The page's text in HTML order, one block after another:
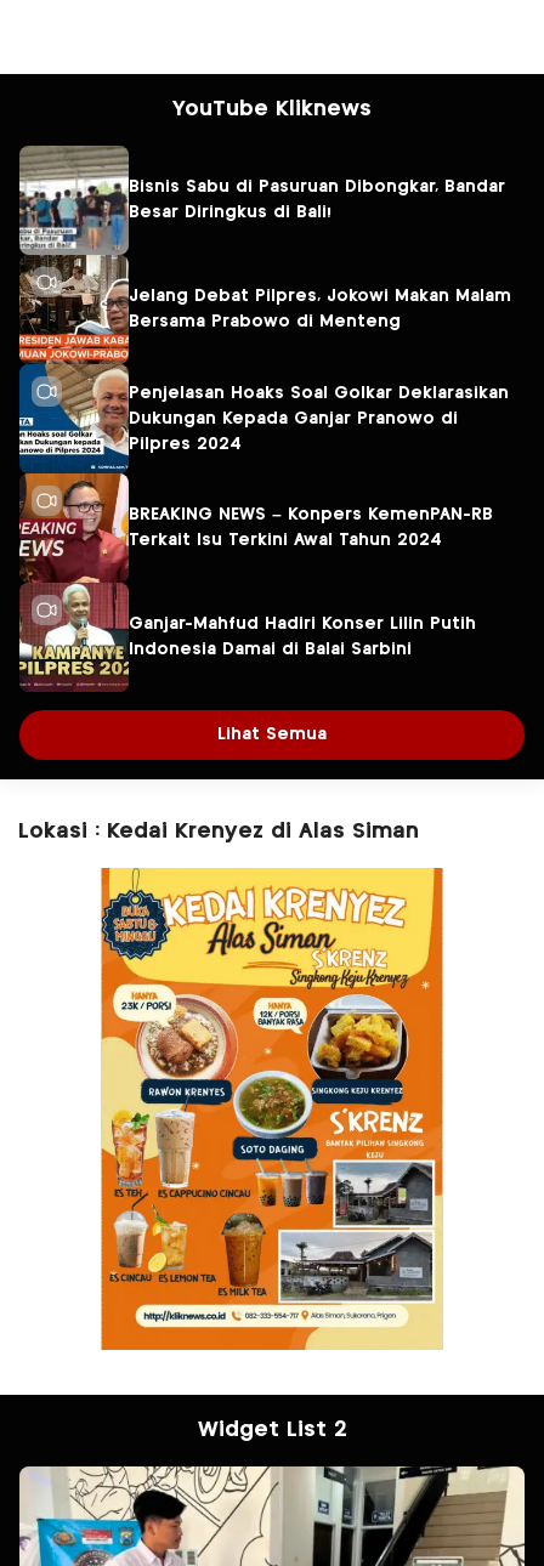
YouTube Kliknews
Bisnis Sabu di Pasuruan Dibongkar, Bandar
Besar Diringkus di Bali!
Jelang Debat Pilpres, Jokowi Makan Malam
Bersama Prabowo di Menteng
Penjelasan Hoaks Soal Golkar Deklarasikan
Dukungan Kepada Ganjar Pranowo di
Pilpres 2024
BREAKING NEWS – Konpers KemenPAN-RB
Terkait Isu Terkini Awal Tahun 2024
Ganjar-Mahfud Hadiri Konser Lilin Putih
Indonesia Damai di Balai Sarbini
Lihat Semua
Lokasi : Kedai Krenyez di Alas Siman
Widget List 2